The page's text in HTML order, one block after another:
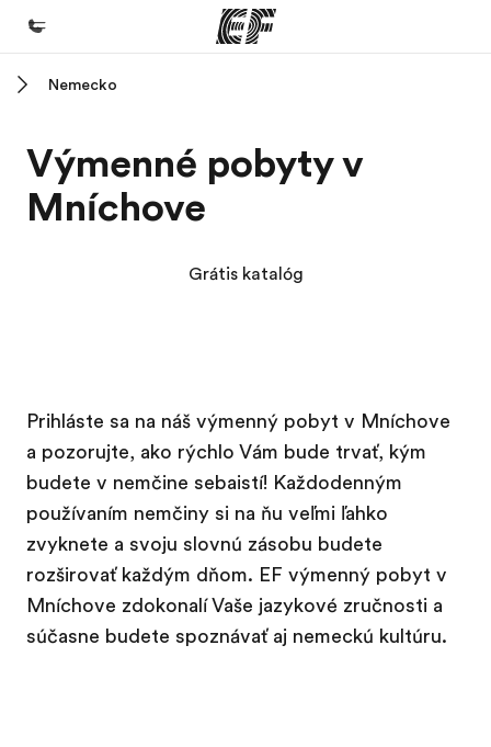
EF programy
Pozrite si všetko čo robíme
Kariéra v EF
Staňte sa súčasťou tímu
Nemecko
Výmenné pobyty v
Mníchove
Grátis katalóg
Prihláste sa na náš výmenný pobyt v Mníchove
a pozorujte, ako rýchlo Vám bude trvať, kým
budete v nemčine sebaistí! Každodenným
používaním nemčiny si na ňu veľmi ľahko
zvyknete a svoju slovnú zásobu budete
rozširovať každým dňom. EF výmenný pobyt v
Mníchove zdokonalí Vaše jazykové zručnosti a
súčasne budete spoznávať aj nemeckú kultúru.